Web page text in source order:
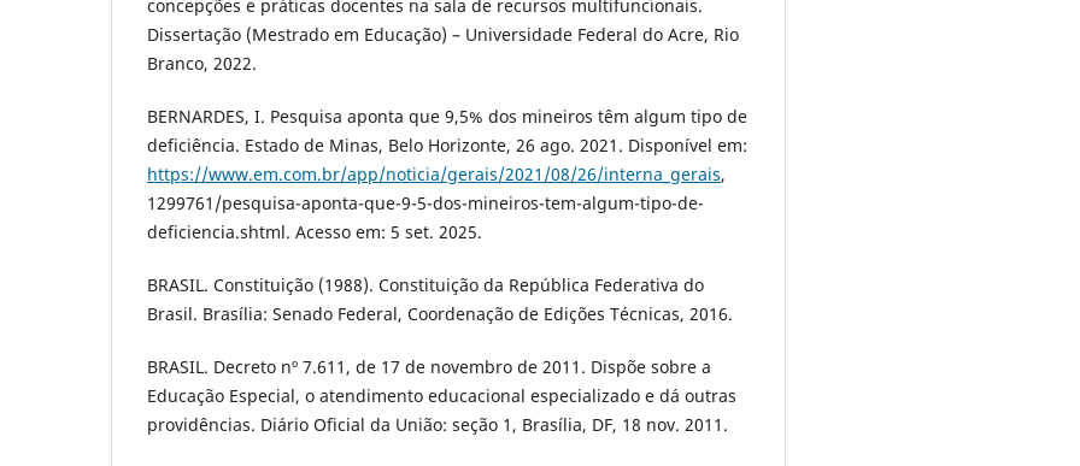
concepções e práticas docentes na sala de recursos multifuncionais.
Dissertação (Mestrado em Educação) – Universidade Federal do Acre, Rio
Branco, 2022.
BERNARDES, I. Pesquisa aponta que 9,5% dos mineiros têm algum tipo de
deficiência. Estado de Minas, Belo Horizonte, 26 ago. 2021. Disponível em:
https://www.em.com.br/app/noticia/gerais/2021/08/26/interna_gerais,
1299761/pesquisa-aponta-que-9-5-dos-mineiros-tem-algum-tipo-de-
deficiencia.shtml. Acesso em: 5 set. 2025.
BRASIL. Constituição (1988). Constituição da República Federativa do
Brasil. Brasília: Senado Federal, Coordenação de Edições Técnicas, 2016.
BRASIL. Decreto nº 7.611, de 17 de novembro de 2011. Dispõe sobre a
Educação Especial, o atendimento educacional especializado e dá outras
providências. Diário Oficial da União: seção 1, Brasília, DF, 18 nov. 2011.